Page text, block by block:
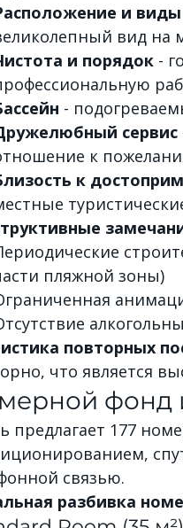
и виды
вид на
и порядок -
-
сервис
к
к
пляжной зоны)
повторных
что является
фонд
предлагает 177
связью.
разбивка